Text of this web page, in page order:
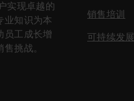
实现卓越的
业知识为本
员工成长增
挑战。
销售培训
可持续发展